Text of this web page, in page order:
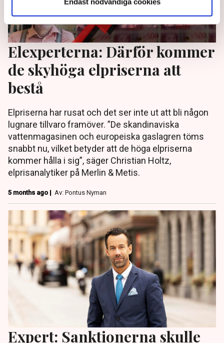
Elexperterna: Därför kommer
de skyhöga elpriserna att
bestå
Elpriserna har rusat och det ser inte ut att bli någon
lugnare tillvaro framöver. ”De skandinaviska
vattenmagasinen och europeiska gaslagren töms
snabbt nu, vilket betyder att de höga elpriserna
kommer hålla i sig”, säger Christian Holtz,
elprisanalytiker på Merlin & Metis.
5 months ago | Av: Pontus Nyman
Expert: Sanktionerna skulle